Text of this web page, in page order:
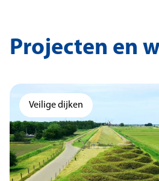
Projecten en
Veilige dijken